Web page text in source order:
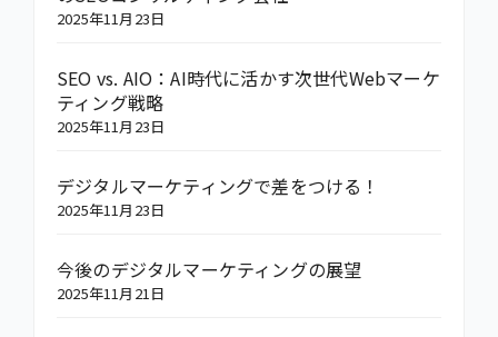
2025年11月23日
SEO vs. AIO：AI時代に活かす次世代Webマーケ
ティング戦略
2025年11月23日
デジタルマーケティングで差をつける！
2025年11月23日
今後のデジタルマーケティングの展望
2025年11月21日